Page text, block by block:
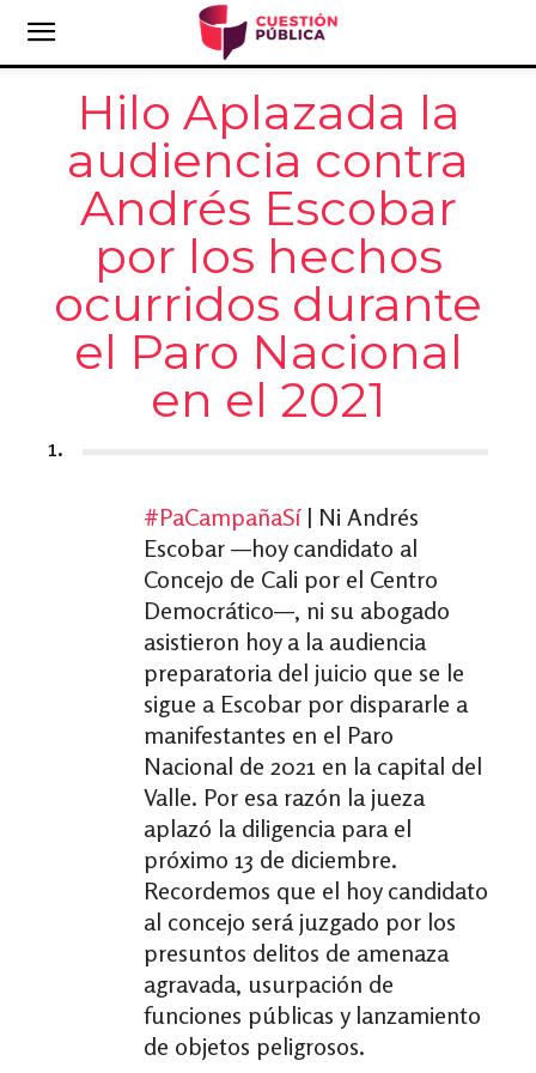
Hilo Aplazada la
audiencia contra
Andrés Escobar
por los hechos
ocurridos durante
el Paro Nacional
en el 2021
1.
#PaCampañaSí| Ni Andrés
Escobar —hoy candidato al
Concejo de Cali por el Centro
Democrático—, ni su abogado
asistieron hoy a la audiencia
preparatoria del juicio que se le
sigue a Escobar por dispararle a
manifestantes en el Paro
Nacional de 2021 en la capital del
Valle. Por esa razón la jueza
aplazó la diligencia para el
próximo 13 de diciembre.
Recordemos que el hoy candidato
al concejo será juzgado por los
presuntos delitos de amenaza
agravada, usurpación de
funciones públicas y lanzamiento
de objetos peligrosos.